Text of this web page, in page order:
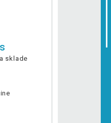
sklade